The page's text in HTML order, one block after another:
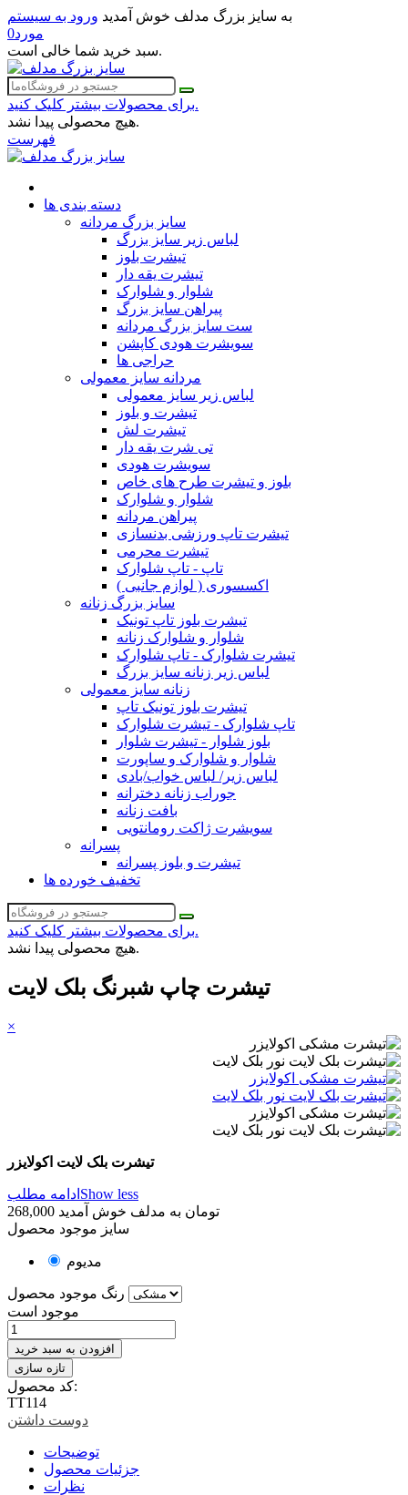
به سایز بزرگ مدلف خوش آمدید ورود به سیستم
0مورد
سبد خرید شما خالی است.
برای محصولات بیشتر کلیک کنید.
هیچ محصولی پیدا نشد.
فهرست
دسته بندی ها
سایز بزرگ مردانه
لباس زیر سایز بزرگ
تیشرت بلوز
تیشرت یقه دار
شلوار و شلوارک
پیراهن سایز بزرگ
ست سایز بزرگ مردانه
سویشرت هودی کاپشن
حراجی ها
مردانه سایز معمولی
لباس زیر سایز معمولی
تیشرت و بلوز
تیشرت لش
تی شرت یقه دار
سویشرت هودی
بلوز و تیشرت طرح های خاص
شلوار و شلوارک
پیراهن مردانه
تیشرت تاپ ورزشی بدنسازی
تیشرت محرمی
تاپ - تاپ شلوارک
اکسسوری ( لوازم جانبی )
سایز بزرگ زنانه
تیشرت بلوز تاپ تونیک
شلوار و شلوارک زنانه
تیشرت شلوارک - تاپ شلوارک
لباس زیر زنانه سایز بزرگ
زنانه سایز معمولی
تیشرت بلوز تونیک تاپ
تاپ شلوارک - تیشرت شلوارک
بلوز شلوار - تیشرت شلوار
شلوار و شلوارک و ساپورت
لباس زیر/ لباس خواب/بادی
جوراب زنانه دخترانه
بافت زنانه
سویشرت ژاکت رومانتویی
پسرانه
تیشرت و بلوز پسرانه
تخفیف خورده ها
برای محصولات بیشتر کلیک کنید.
هیچ محصولی پیدا نشد.
تیشرت چاپ شبرنگ بلک لایت
×
تیشرت بلک لایت اکولایزر
ادامه مطلب Show less
268,000 تومان به مدلف خوش آمدید
سایز موجود محصول
مدیوم
رنگ موجود محصول
موجود است
افزودن به سبد خرید
کد محصول:
TT114
دوست داشتن
توضیحات
جزئیات محصول
نظرات